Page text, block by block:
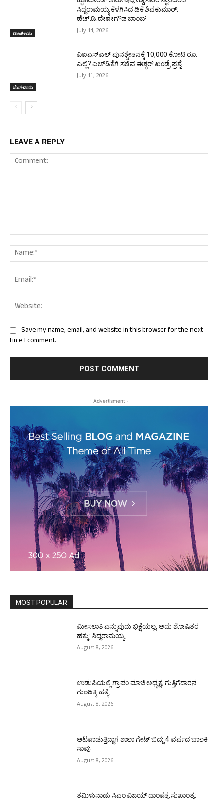
ರಾಜಕೀಯ
ಸಿದ್ದರಾಮಯ್ಯ ಕೆಳಗಿಸಿದ ಡಿಕೆ ಶಿವಕುಮಾರ್:
ಹೆಚ್.ಡಿ.ದೇವೇಗೌಡ ಬಾಂಬ್
July 14, 2026
ಬೆಂಗಳೂರು
ವಿಐಎಸ್ಎಲ್ ಪುನಶ್ಚೇತನಕ್ಕೆ 10,000 ಕೋಟಿ ರೂ.
ಎಲ್ಲಿ? ಎಚ್‌ಡಿಕೆಗೆ ಸಚಿವ ಈಶ್ಖರ್‌ ಖಂಡ್ರೆ ಪ್ರಶ್ನೆ
July 11, 2026
LEAVE A REPLY
Save my name, email, and website in this browser for the next
time I comment.
- Advertisment -
MOST POPULAR
ಮೀಸಲಾತಿ ಎನ್ನುವುದು ಭಿಕ್ಷೆಯಲ್ಲ, ಅದು ಶೋಷಿತರ
ಹಕ್ಕು: ಸಿದ್ದರಾಮಯ್ಯ
August 8, 2026
ಉಡುಪಿಯಲ್ಲಿ ಗ್ರಾಪಂ ಮಾಜಿ ಅಧ್ಯಕ್ಷ, ಗುತ್ತಿಗೆದಾರನ
ಗುಂಡಿಕ್ಕಿ ಹತ್ಯೆ
August 8, 2026
ಆಟವಾಡುತ್ತಿದ್ದಾಗ ಶಾಲಾ ಗೇಟ್‌ ಬಿದ್ದು 4 ವರ್ಷದ ಬಾಲಕಿ
ಸಾವು
August 8, 2026
ತಮಿಳುನಾಡು ಸಿಎಂ ವಿಜಯ್‌ ದಾಂಪತ್ಯ ಸುಖಾಂತ್ಯ: